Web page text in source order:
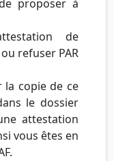
proposer à
de
refuser PAR
la copie de ce
le dossier
attestation
vous êtes en